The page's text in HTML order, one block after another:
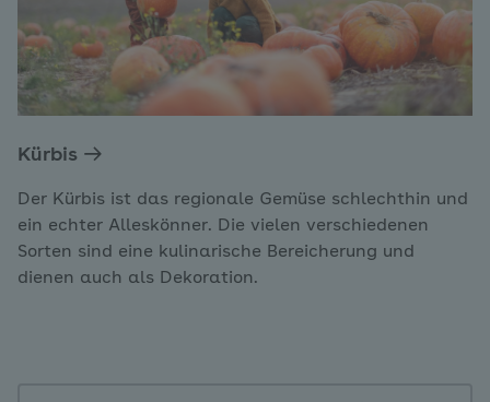
Kürbis
Der Kürbis ist das regionale Gemüse schlechthin und
ein echter Alleskönner. Die vielen verschiedenen
Sorten sind eine kulinarische Bereicherung und
dienen auch als Dekoration.